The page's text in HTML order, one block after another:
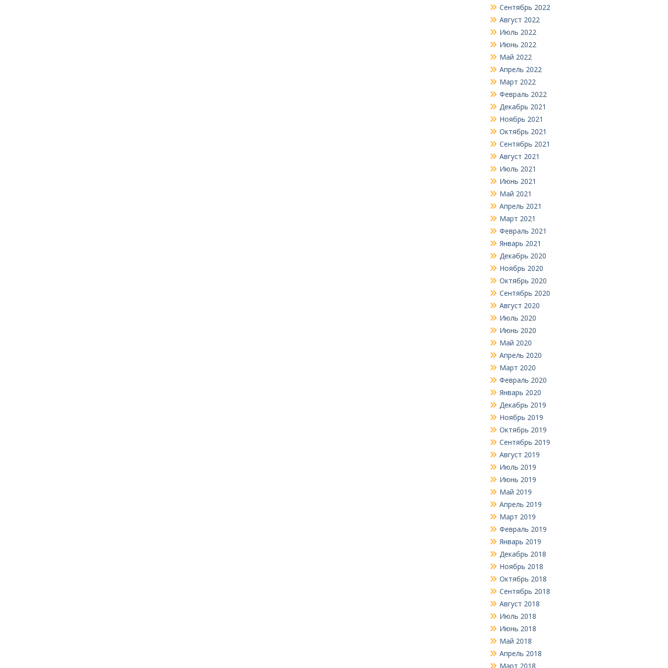
Сентябрь 2022
Август 2022
Июль 2022
Июнь 2022
Май 2022
Апрель 2022
Март 2022
Февраль 2022
Декабрь 2021
Ноябрь 2021
Октябрь 2021
Сентябрь 2021
Август 2021
Июль 2021
Июнь 2021
Май 2021
Апрель 2021
Март 2021
Февраль 2021
Январь 2021
Декабрь 2020
Ноябрь 2020
Октябрь 2020
Сентябрь 2020
Август 2020
Июль 2020
Июнь 2020
Май 2020
Апрель 2020
Март 2020
Февраль 2020
Январь 2020
Декабрь 2019
Ноябрь 2019
Октябрь 2019
Сентябрь 2019
Август 2019
Июль 2019
Июнь 2019
Май 2019
Апрель 2019
Март 2019
Февраль 2019
Январь 2019
Декабрь 2018
Ноябрь 2018
Октябрь 2018
Сентябрь 2018
Август 2018
Июль 2018
Июнь 2018
Май 2018
Апрель 2018
Март 2018